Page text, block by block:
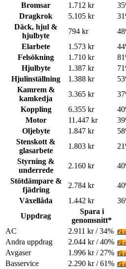
Bromsar
1.712 kr
Dragkrok
5.105 kr
Däck, hjul &
hjulbyte
794 kr
Elarbete
1.573 kr
Felsökning
1.710 kr
Hjulbyte
1.387 kr
Hjulinställning
1.388 kr
Kamrem &
kamkedja
3.365 kr
Koppling
6.355 kr
Motor
11.447 kr
Oljebyte
1.847 kr
Stenskott &
glasarbete
1.803 kr
Styrning &
underrede
2.160 kr
Stötdämpare &
fjädring
2.784 kr
Växellåda
1.442 kr
Uppdrag
Spara i
genomsnitt*
AC
2.911 kr / 34% Få
Andra uppdrag 2.044 kr / 40% Få
Avgaser 1.996 kr / 27% Få
Basservice 2.290 kr / 61% Få